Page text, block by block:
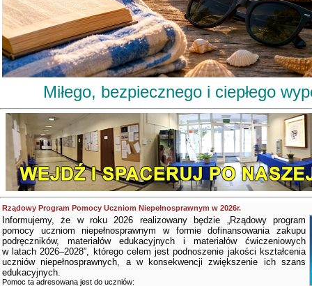
Miłego, bezpiecznego i ciepłego
Rządowy Program Pomocy Uczniom Niepełnosprawnym w 2026r.
Informujemy, że w roku 2026 realizowany będzie „Rządowy program
pomocy uczniom niepełnosprawnym w formie dofinansowania zakupu
podręczników, materiałów edukacyjnych i materiałów ćwiczeniowych
w latach 2026–2028”, którego celem jest podnoszenie jakości kształcenia
uczniów niepełnosprawnych, a w konsekwencji zwiększenie ich szans
edukacyjnych.
Pomoc ta adresowana jest do uczniów: